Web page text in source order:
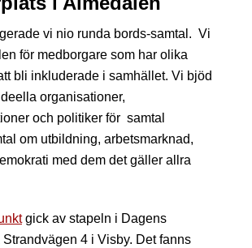
vi nio runda bords-samtal. Vi
för medborgare som har olika
bli inkluderade i samhället. Vi bjöd
organisationer,
och politiker för samtal
om utbildning, arbetsmarknad,
med dem det gäller allra
gick av stapeln i Dagens
4 i Visby. Det fanns